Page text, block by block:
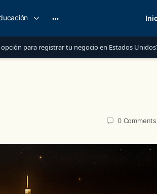
tu negocio en Estados Unidos?
0 Comments